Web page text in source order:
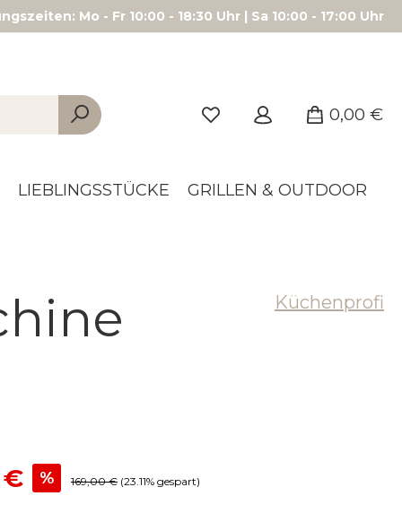
Mo - Fr 10:00 - 18:30 Uhr | Sa 10:00 - 17:00 Uhr
0,00 €
LIEBLINGSSTÜCKE GRILLEN & OUTDOOR
Küchenprofi
€ % Regulärer Preis:
169,00 € (23.11% gespart)